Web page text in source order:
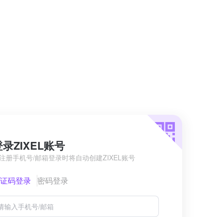
录ZIXEL账号
册手机号/邮箱登录时将自动创建ZIXEL账号
码登录 密码登录